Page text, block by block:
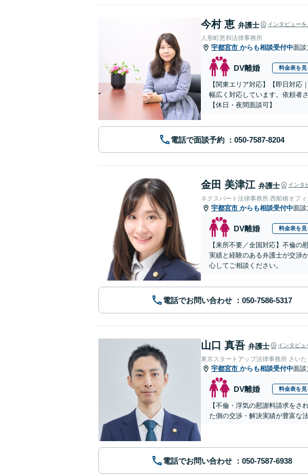
今村 恵 弁護士 インタビューを
人形町恵和法律事務所
宇都宮市 からも相談受付中面談
DV離婚 料金表を見
【関東エリア対応】【即日対応
幅広く対応しています。依頼者
【休日・夜間面談可】
電話で面談予約
金田 美津江 弁護士 インタ
ネクスパート法律事務所 西船橋オフィ
宇都宮市 からも相談受付中面談
DV離婚 料金表を見
【来所不要／全国対応】不倫
実績と経験のある弁護士が交渉
心してご相談ください。
電話でお問い合わせ
山口 真吾 弁護士 インタビュ
東京スタートアップ法律事務所 さい
宇都宮市 からも相談受付中面談
DV離婚 料金表を見
【不倫・浮気の慰謝料請求を
た側の交渉・解決実績が豊富な
電話でお問い合わせ